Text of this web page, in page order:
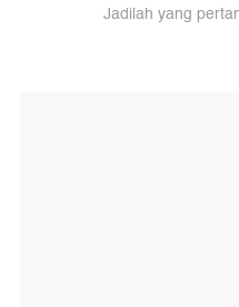
Jadilah yang